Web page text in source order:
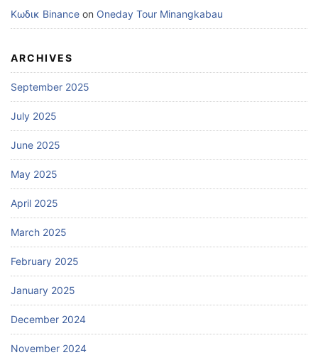
Κωδικ Binance on Oneday Tour Minangkabau
ARCHIVES
September 2025
July 2025
June 2025
May 2025
April 2025
March 2025
February 2025
January 2025
December 2024
November 2024